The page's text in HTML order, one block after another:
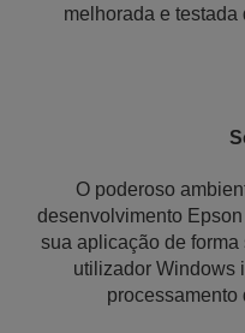
melhorada e testada
O poderoso
desenvolvimento
sua aplicação de
utilizador Windows
processamento